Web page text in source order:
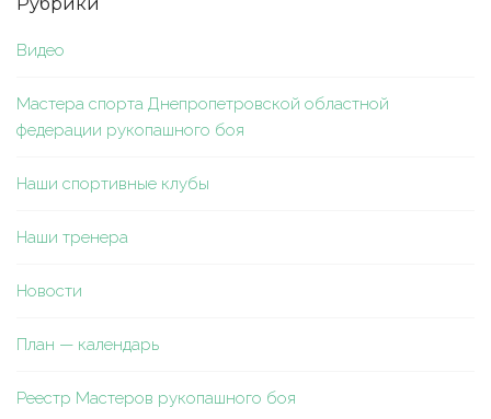
Видео
Мастера спорта Днепропетровской областной
федерации рукопашного боя
Наши спортивные клубы
Наши тренера
Новости
План — календарь
Реестр Мастеров рукопашного боя